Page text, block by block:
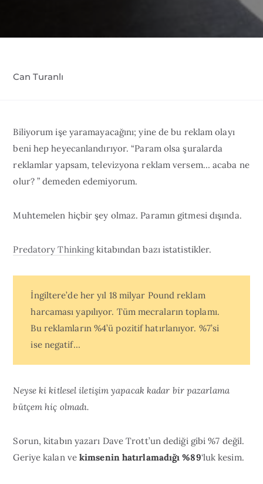
Can Turanlı
Biliyorum işe yaramayacağını; yine de bu reklam olayı
beni hep heyecanlandırıyor. “Param olsa şuralarda
reklamlar yapsam, televizyona reklam versem… acaba ne
olur? ” demeden edemiyorum.
Muhtemelen hiçbir şey olmaz. Paramın gitmesi dışında.
Predatory Thinkingkitabından bazı istatistikler.
İngiltere’de her yıl 18 milyar Pound reklam
harcaması yapılıyor. Tüm mecraların toplamı.
Bu reklamların %4’ü pozitif hatırlanıyor. %7’si
ise negatif…
Neyse ki kitlesel iletişim yapacak kadar bir pazarlama
bütçem hiç olmadı.
Sorun, kitabın yazarı Dave Trott’un dediği gibi %7 değil.
Geriye kalan vekimsenin hatırlamadığı %89‘luk kesim.